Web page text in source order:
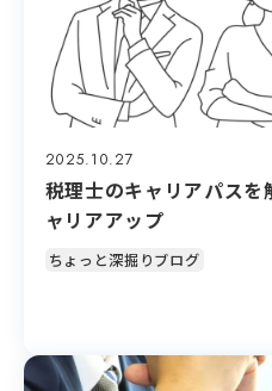
2025.10.27
税理士のキャリアパス
ャリアアップ
ちょっと深掘りブログ